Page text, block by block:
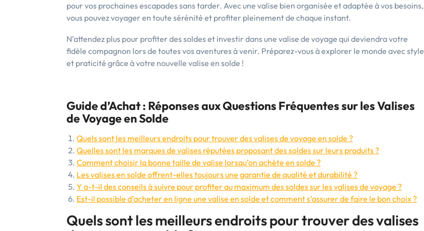
pour vos prochaines escapades sans tarder. Avec une valise bien organisée et adaptée à vos besoins,
vous pouvez voyager en toute sérénité et profiter pleinement de chaque instant.
N’attendez plus pour profiter des soldes et investir dans une valise de voyage qui deviendra votre
fidèle compagnon lors de toutes vos aventures à venir. Préparez-vous à explorer le monde avec style
et praticité grâce à votre nouvelle valise en solde !
Guide d’Achat : Réponses aux Questions Fréquentes sur les Valises
de Voyage en Solde
Quels sont les meilleurs endroits pour trouver des valises de voyage en solde ?
Quelles sont les marques de valises réputées proposant des soldes sur leurs produits ?
Comment choisir la bonne taille de valise lorsqu’on achète en solde ?
Les valises en solde offrent-elles toujours une garantie de qualité et durabilité ?
Y a-t-il des conseils à suivre pour profiter au maximum des soldes sur les valises de voyage ?
Est-il possible d’acheter en ligne une valise en solde et comment s’assurer de faire le bon choix ?
Quels sont les meilleurs endroits pour trouver des valises